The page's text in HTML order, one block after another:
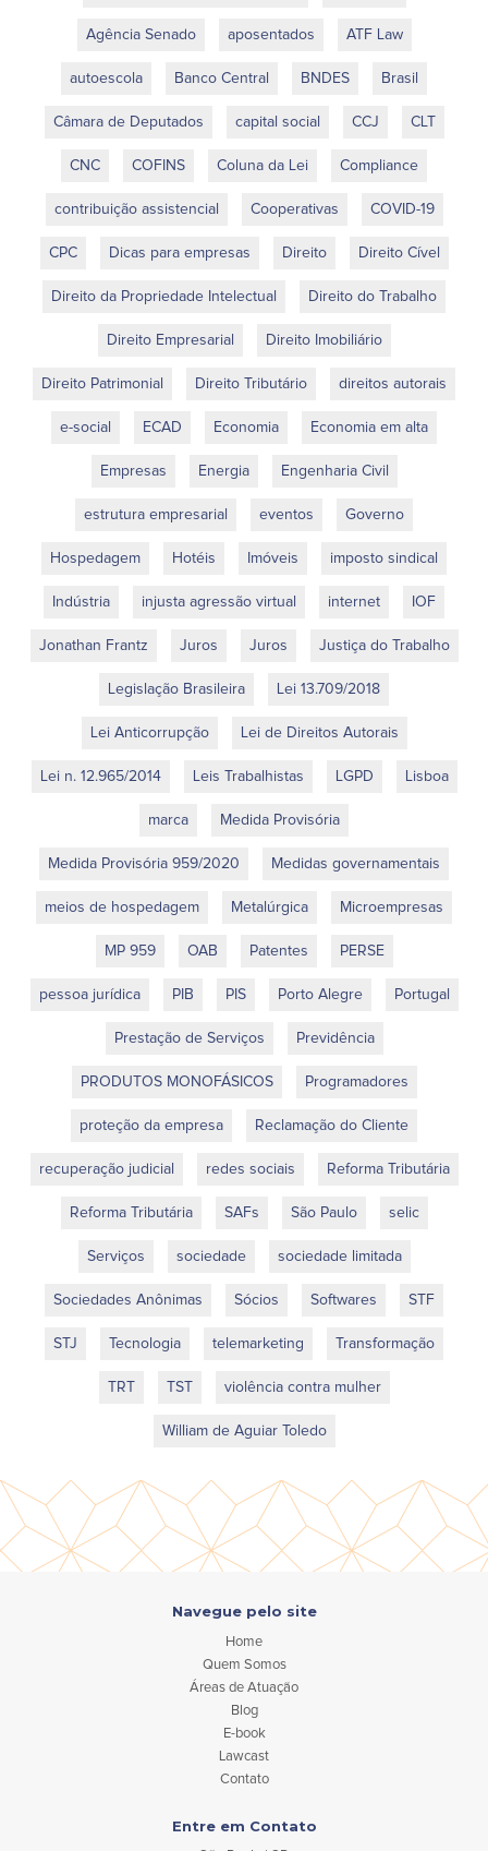
Agência Senado aposentados ATF Law
autoescola Banco Central BNDES Brasil
Câmara de Deputados capital social CCJ CLT
CNC COFINS Coluna da Lei Compliance
contribuição assistencial Cooperativas COVID-19
CPC Dicas para empresas Direito Direito Cível
Direito da Propriedade Intelectual Direito do Trabalho
Direito Empresarial Direito Imobiliário
Direito Patrimonial Direito Tributário direitos autorais
e-social ECAD Economia Economia em alta
Empresas Energia Engenharia Civil
estrutura empresarial eventos Governo
Hospedagem Hotéis Imóveis imposto sindical
Indústria injusta agressão virtual internet IOF
Jonathan Frantz Juros Juros Justiça do Trabalho
Legislação Brasileira Lei 13.709/2018
Lei Anticorrupção Lei de Direitos Autorais
Lei n. 12.965/2014 Leis Trabalhistas LGPD Lisboa
marca Medida Provisória
Medida Provisória 959/2020 Medidas governamentais
meios de hospedagem Metalúrgica Microempresas
MP 959 OAB Patentes PERSE
pessoa jurídica PIB PIS Porto Alegre Portugal
Prestação de Serviços Previdência
PRODUTOS MONOFÁSICOS Programadores
proteção da empresa Reclamação do Cliente
recuperação judicial redes sociais Reforma Tributária
Reforma Tributária SAFs São Paulo selic
Serviços sociedade sociedade limitada
Sociedades Anônimas Sócios Softwares STF
STJ Tecnologia telemarketing Transformação
TRT TST violência contra mulher
William de Aguiar Toledo
Navegue pelo site
Home
Quem Somos
Áreas de Atuação
Blog
E-book
Lawcast
Contato
Entre em Contato